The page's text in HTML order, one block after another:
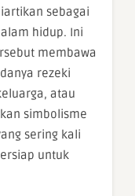
sebagai
hidup. Ini
membawa
rezeki
atau
simbolisme
sering kali
untuk